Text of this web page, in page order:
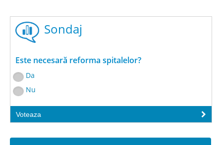
Sondaj
Este necesară reforma spitalelor?
Da
Nu
Voteaza